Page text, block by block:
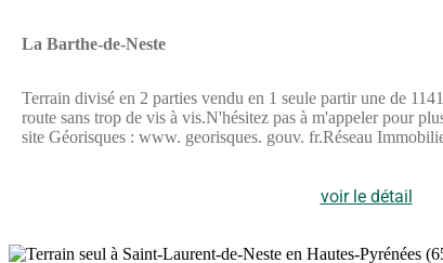
La Barthe-de-Neste
Terrain divisé en 2 parties vendu en 1 seule partir une de
route sans trop de vis à vis.N'hésitez pas à m'appeler pour
site Géorisques : www. georisques. gouv. fr.Réseau
voir le détail
2